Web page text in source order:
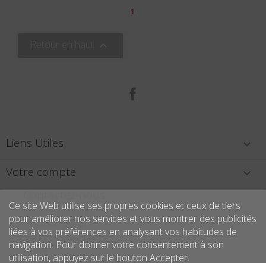
1
Liens Utiles 
Votre compte 
Caves Guérin et Fils
25 avenue grassin
10700 Arcis Sur Aube
France
Ce site Web utilise ses propres cookies et ceux de tiers
pour améliorer nos services et vous montrer des publicités
liées à vos préférences en analysant vos habitudes de
navigation. Pour donner votre consentement à son
utilisation, appuyez sur le bouton Accepter.